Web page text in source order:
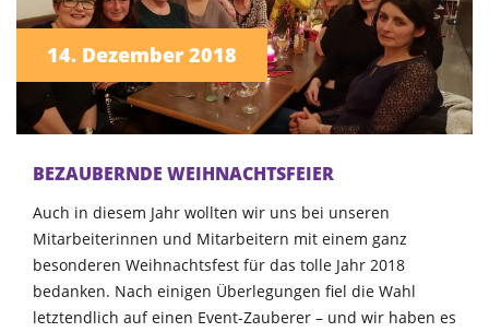
14. Dezember 2018
BEZAUBERNDE WEIHNACHTSFEIER
Auch in diesem Jahr wollten wir uns bei unseren
Mitarbeiterinnen und Mitarbeitern mit einem ganz
besonderen Weihnachtsfest für das tolle Jahr 2018
bedanken. Nach einigen Überlegungen fiel die Wahl
letztendlich auf einen Event-Zauberer – und wir haben es